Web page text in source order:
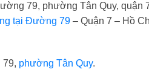
79, phường Tân Quy, quận
tại Đường 79 – Quận 7 – Hồ
79, phường Tân Quy.